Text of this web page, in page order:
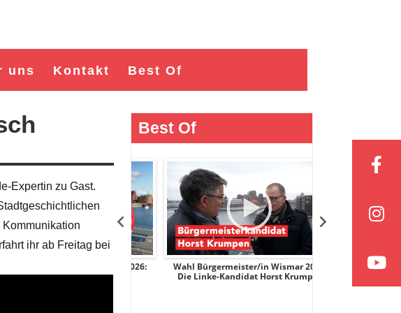
uns Kontakt Best Of
Expertin zu Gast.
ihr ab Freitag bei
Best Of
Kandidat Frank Junge
Wahl Bürgermeister/in Wismar 2026:
Die Linke-Kandidat Horst Krumpen
Wahl